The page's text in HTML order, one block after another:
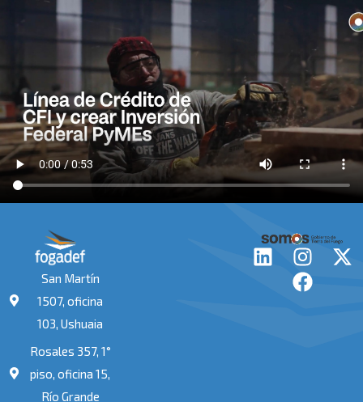
San Martín
1507, oficina
103, Ushuaia
Rosales 357, 1°
piso, oficina 15,
Río Grande
L
I
n
s
X
F
a
c